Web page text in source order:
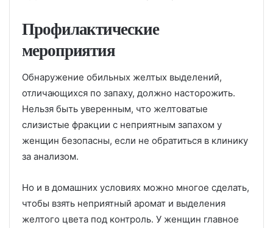
Профилактические
мероприятия
Обнаружение обильных желтых выделений,
отличающихся по запаху, должно насторожить.
Нельзя быть уверенным, что желтоватые
слизистые фракции с неприятным запахом у
женщин безопасны, если не обратиться в клинику
за анализом.
Но и в домашних условиях можно многое сделать,
чтобы взять неприятный аромат и выделения
желтого цвета под контроль. У женщин главное